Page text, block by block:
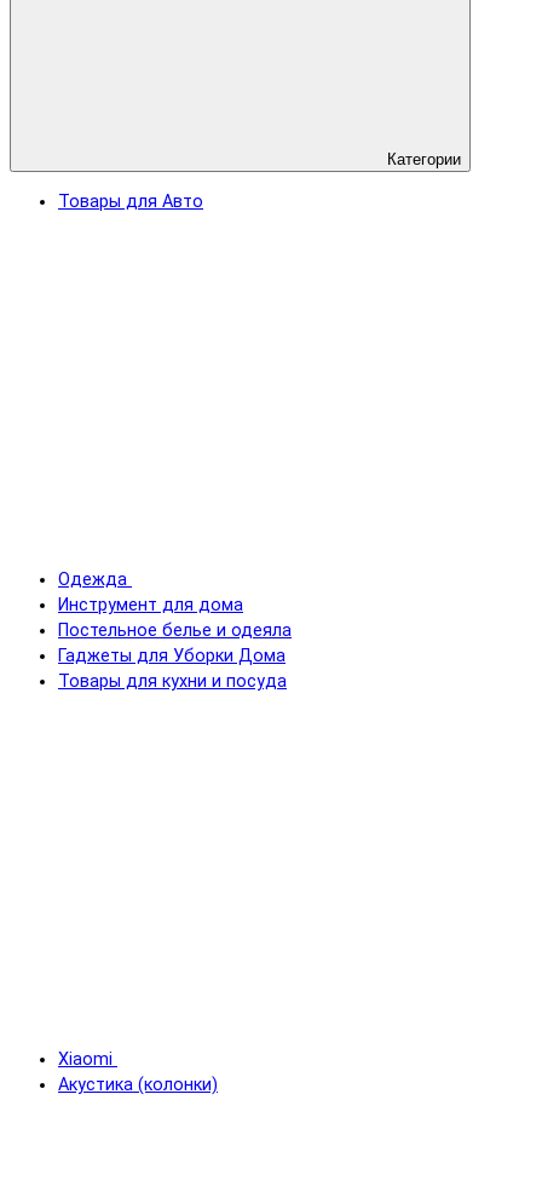
Категории
Товары для Авто
Одежда
Инструмент для дома
Постельное белье и одеяла
Гаджеты для Уборки Дома
Товары для кухни и посуда
Xiaomi
Акустика (колонки)